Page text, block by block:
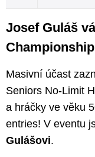
Josef Guláš
Masivní účast
Seniors No-Limit
a hráčky ve věku
entries! V eventu
Gulášovi.